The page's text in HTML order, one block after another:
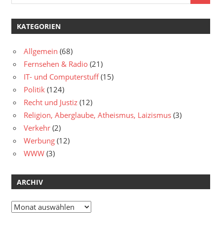
KATEGORIEN
Allgemein (68)
Fernsehen & Radio (21)
IT- und Computerstuff(15)
Politik (124)
Recht und Justiz (12)
Religion, Aberglaube, Atheismus, Laizismus (3)
Verkehr (2)
Werbung (12)
WWW (3)
ARCHIV
Archiv